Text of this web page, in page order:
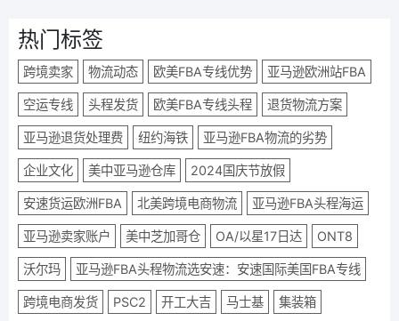
热门标签
跨境卖家 物流动态 欧美FBA专线优势 亚马逊欧洲站FBA
空运专线 头程发货 欧美FBA专线头程 退货物流方案
亚马逊退货处理费 纽约海铁 亚马逊FBA物流的劣势
企业文化 美中亚马逊仓库 2024国庆节放假
安速货运欧洲FBA 北美跨境电商物流 亚马逊FBA头程海运
亚马逊卖家账户 美中芝加哥仓 OA/以星17日达 ONT8
沃尔玛 亚马逊FBA头程物流选安速：安速国际美国FBA专线
跨境电商发货 PSC2 开工大吉 马士基 集装箱